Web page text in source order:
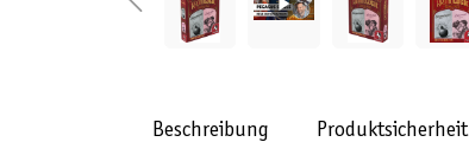
Beschreibung Produktsicherheit